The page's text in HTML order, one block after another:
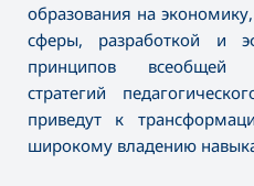
образования на
сферы, разработкой и
принципов всеобщей
стратегий
приведут к
широкому владению